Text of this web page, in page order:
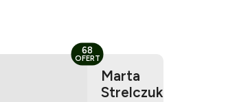
Marta
Strelczuk
68
OFERT